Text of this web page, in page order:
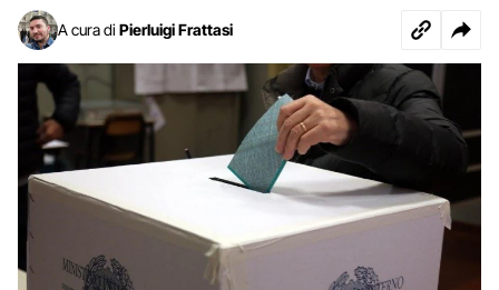
A cura di Pierluigi Frattasi